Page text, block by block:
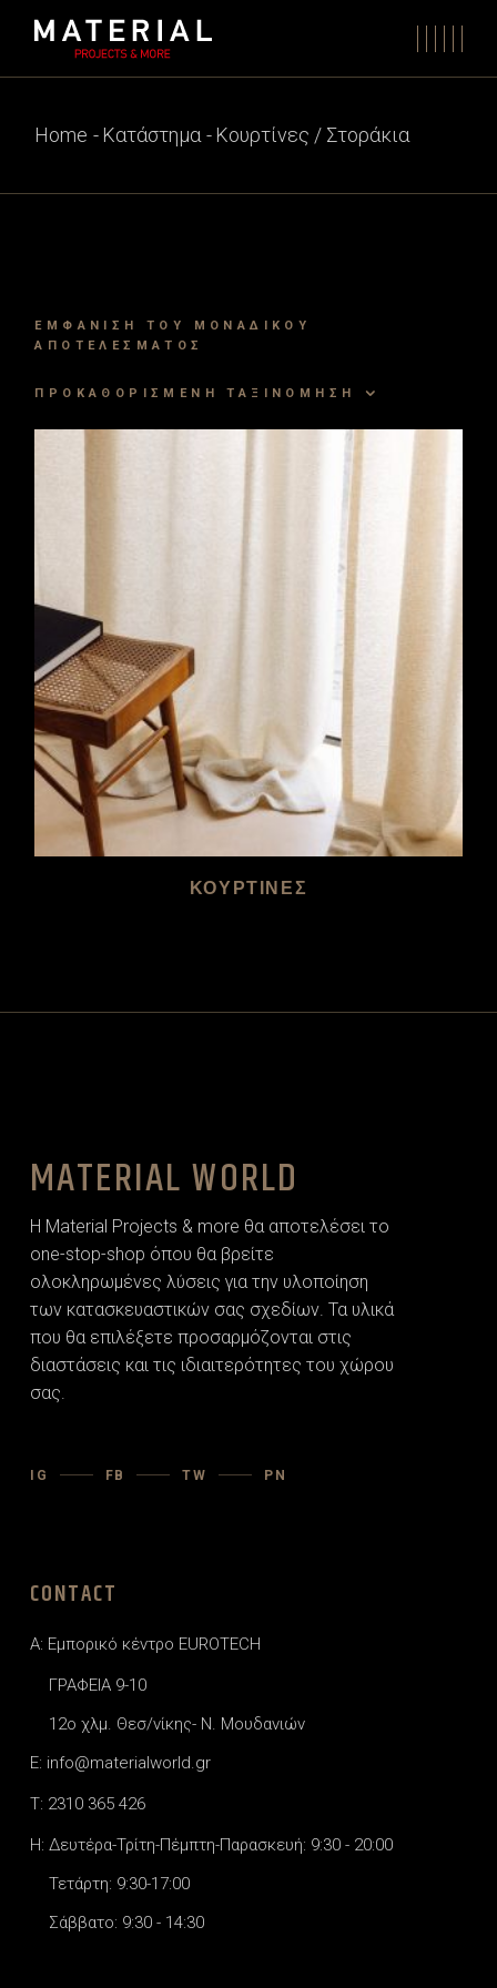
Home Κατάστημα Κουρτίνες / Στοράκια
ΕΜΦΆΝΙΣΗ ΤΟΥ ΜΟΝΑΔΙΚΟΎ
ΑΠΟΤΕΛΈΣΜΑΤΟΣ
ΠΡΟΚΑΘΟΡΙΣΜΈΝΗ ΤΑΞΙΝΌΜΗΣΗ
ΚΟΥΡΤΙΝΕΣ
MATERIAL WORLD
Η Material Projects & more θα αποτελέσει το
one-stop-shop όπου θα βρείτε
ολοκληρωμένες λύσεις για την υλοποίηση
των κατασκευαστικών σας σχεδίων. Τα υλικά
που θα επιλέξετε προσαρµόζονται στις
διαστάσεις και τις ιδιαιτερότητες του χώρου
σας.
IG FB TW PN
CONTACT
A: Εμπορικό κέντρο EUROTECH
ΓΡΑΦΕΙΑ 9-10
12o χλμ. Θεσ/νίκης- Ν. Μουδανιών
E: info@materialworld.gr
T: 2310 365 426
H: Δευτέρα-Τρίτη-Πέμπτη-Παρασκευή: 9:30 - 20:00
Τετάρτη: 9:30-17:00
Σάββατο: 9:30 - 14:30